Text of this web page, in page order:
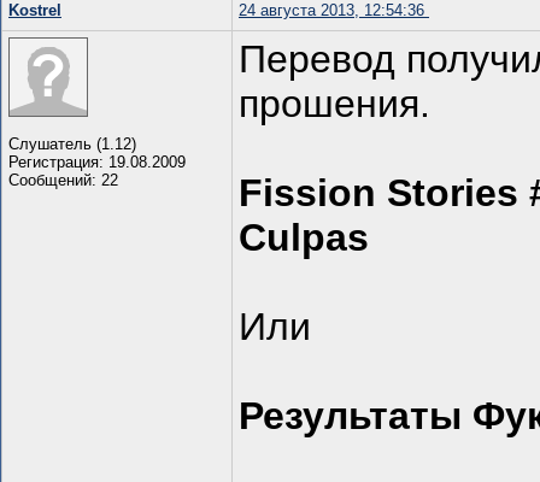
Kostrel 24 августа 2013, 12:54:36
Слушатель (1.12)
Регистрация: 19.08.2009
Сообщений: 22
Перевод
прошения.
Fission Stories
Culpas
Или
Результаты